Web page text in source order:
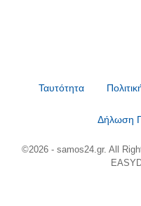
Ταυτότητα
Δήλωση
©2026 - samos24.gr. All